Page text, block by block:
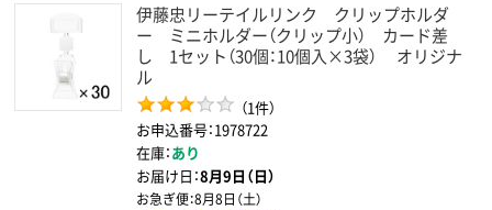
伊藤忠リーテイルリンク クリップホルダ
ー ミニホルダー（クリップ小） カード差
し 1セット（30個：10個入×3袋） オリジナ
ル
（1件）
お申込番号：1978722
在庫：あり
お届け日：8月9日（日）
お急ぎ便：8月8日（土）